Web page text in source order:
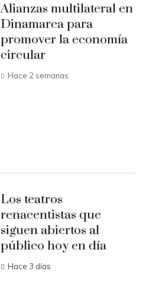
Alianzas multilateral en
Dinamarca para
promover la economía
circular
Hace 2 semanas
Los teatros
renacentistas que
siguen abiertos al
público hoy en día
Hace 3 días